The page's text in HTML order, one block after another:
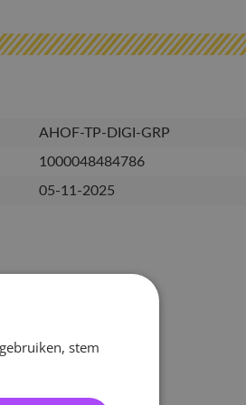
AHOF-TP-DIGI-GRP
1000048484786
05-11-2025
stem